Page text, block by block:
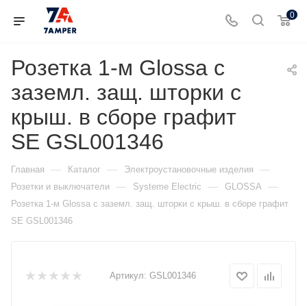
0
Розетка 1-м Glossa с
заземл. защ. шторки с
крыш. в сборе графит
SE GSL001346
Главная — Каталог — Электроустановочные изделия —
Розетки и выключатели — Systeme Electric — GLOSSA —
Розетка 1-м Glossa с заземл. защ. шторки с крыш. в сборе графит
SE GSL001346
Артикул: GSL001346